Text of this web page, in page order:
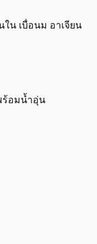
ใน เบื่อนม อาเจียน
ร้อมน้ำอุ่น